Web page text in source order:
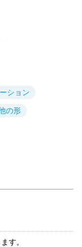
ション
の形
す。